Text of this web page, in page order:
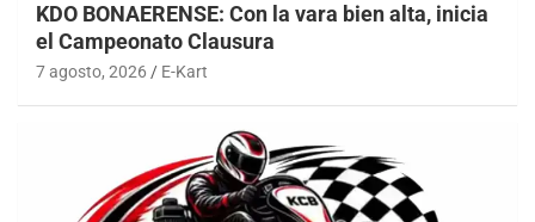
KDO BONAERENSE: Con la vara bien alta, inicia
el Campeonato Clausura
7 agosto, 2026 E-Kart